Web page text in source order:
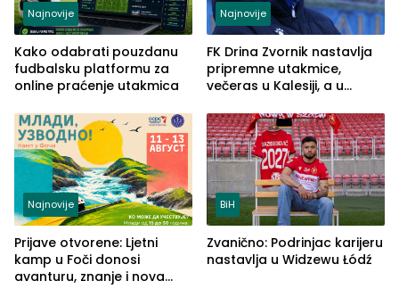
Najnovije
Kako odabrati pouzdanu
fudbalsku platformu za
online praćenje utakmica
Najnovije
FK Drina Zvornik nastavlja
pripremne utakmice,
večeras u Kalesiji, a u
prvenstvo otvara na
Palama
Najnovije
Prijave otvorene: Ljetni
kamp u Foči donosi
avanturu, znanje i nova
BiH
Zvanično: Podrinjac karijeru
nastavlja u Widzewu Łódź